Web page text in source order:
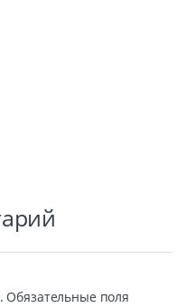
Обязательные поля